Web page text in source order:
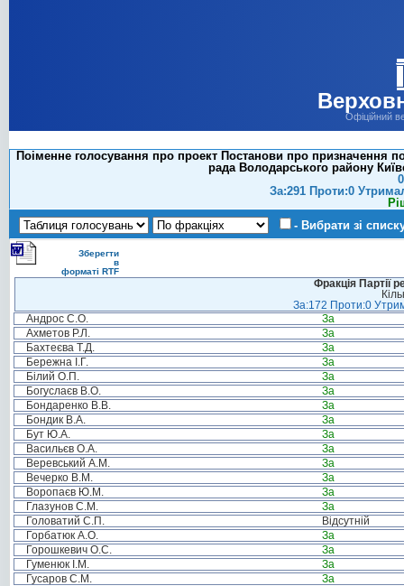
Офіційний
Поіменне голосування про проект Постанови про призначення
рада Володарського району
За:291 Проти:0
- Вибрати зі
Зберегти
в
форматі RTF
Фракція Партії
За:172 Проти:0
Андрос С.О.
За
Ахметов Р.Л.
За
Бахтеєва Т.Д.
За
Бережна І.Г.
За
Білий О.П.
За
Богуслаєв В.О.
За
Бондаренко В.В.
За
Бондик В.А.
За
Бут Ю.А.
За
Васильєв О.А.
За
Веревський А.М.
За
Вечерко В.М.
За
Воропаєв Ю.М.
За
Глазунов С.М.
За
Головатий С.П.
Відсутній
Горбатюк А.О.
За
Горошкевич О.С.
За
Гуменюк І.М.
За
Гусаров С.М.
За